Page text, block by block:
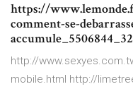
https://
comment-se-
http://
mobile.html http://